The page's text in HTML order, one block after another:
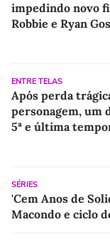
impedindo novo
Robbie e Ryan
ENTRE TELAS
Após perda
personagem, um
5ª e última
SÉRIES
'Cem Anos de
Macondo e ciclo